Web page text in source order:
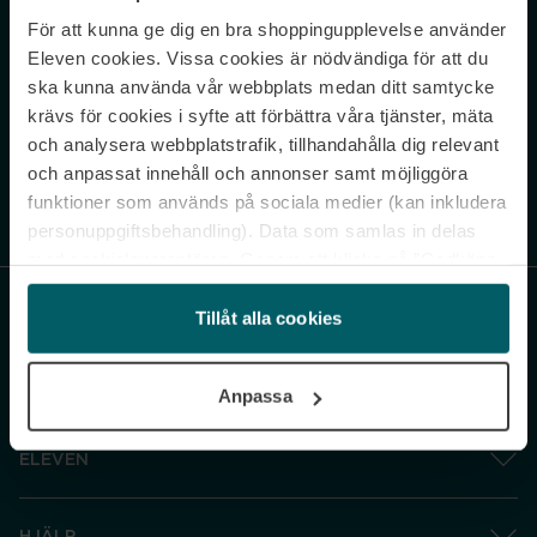
För att kunna ge dig en bra shoppingupplevelse använder
Eleven cookies. Vissa cookies är nödvändiga för att du
ska kunna använda vår webbplats medan ditt samtycke
krävs för cookies i syfte att förbättra våra tjänster, mäta
och analysera webbplatstrafik, tillhandahålla dig relevant
och anpassat innehåll och annonser samt möjliggöra
funktioner som används på sociala medier (kan inkludera
personuppgiftsbehandling). Data som samlas in delas
och gå vidare” accepterar du samtliga cookies medan du
under ”Inställningar” kan anpassa användningen av
cookies. Du kan återkalla ditt samtycke när som helst.
Tillåt alla cookies
Anpassa
Never miss a beat.
Sign up to our newsletter.
Genom att prenumerera accepterar du vår Integritetspolicy. Avprenumerera
ELEVEN